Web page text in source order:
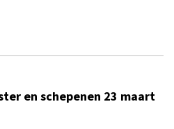
en schepenen 23 maart